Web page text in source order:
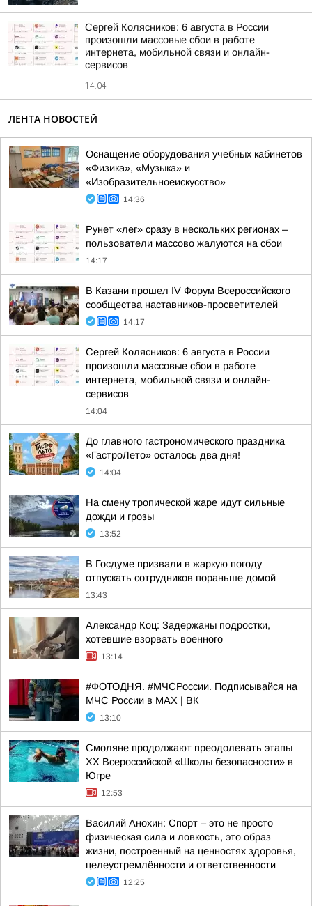
Сергей Колясников: 6 августа в России
произошли массовые сбои в работе
интернета, мобильной связи и онлайн-
сервисов
14:04
ЛЕНТА НОВОСТЕЙ
Оснащение оборудования учебных кабинетов
«Физика», «Музыка» и
«Изобразительноеискусство»
14:36
Рунет «лег» сразу в нескольких регионах –
пользователи массово жалуются на сбои
14:17
В Казани прошел IV Форум Всероссийского
сообщества наставников-просветителей
14:17
Сергей Колясников: 6 августа в России
произошли массовые сбои в работе
интернета, мобильной связи и онлайн-
сервисов
14:04
До главного гастрономического праздника
«ГастроЛето» осталось два дня!
14:04
На смену тропической жаре идут сильные
дожди и грозы
13:52
В Госдуме призвали в жаркую погоду
отпускать сотрудников пораньше домой
13:43
Александр Коц: Задержаны подростки,
хотевшие взорвать военного
13:14
#ФОТОДНЯ. #МЧСРоссии. Подписывайся на
МЧС России в MAX | ВК
13:10
Смоляне продолжают преодолевать этапы
XX Всероссийской «Школы безопасности» в
Югре
12:53
Василий Анохин: Спорт – это не просто
физическая сила и ловкость, это образ
жизни, построенный на ценностях здоровья,
целеустремлённости и ответственности
12:25